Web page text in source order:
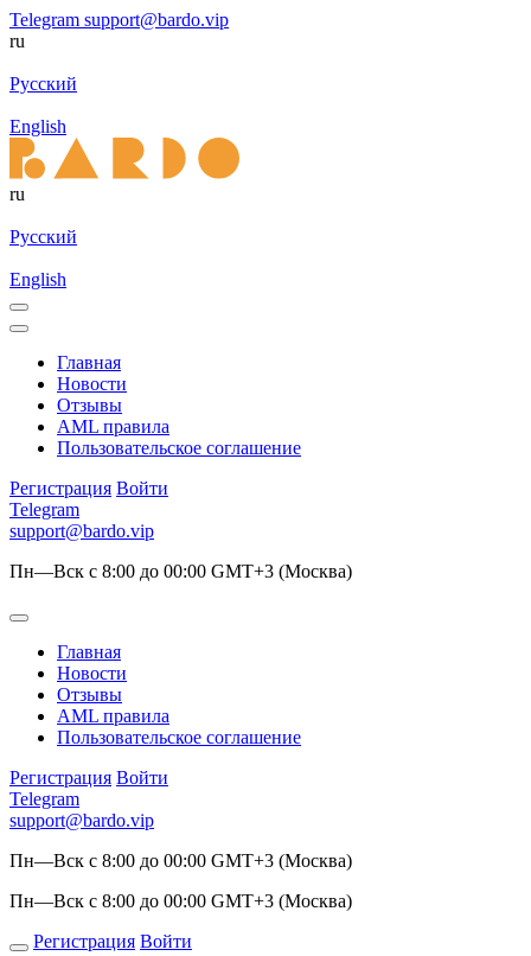
Telegram support@bardo.vip
ru
Русский
English
ru
Русский
English
Главная
Новости
Отзывы
AML правила
Пользовательское соглашение
Регистрация Войти
Telegram
support@bardo.vip
Пн—Вск с 8:00 до 00:00 GMT+3 (Москва)
Главная
Новости
Отзывы
AML правила
Пользовательское соглашение
Регистрация Войти
Telegram
support@bardo.vip
Пн—Вск с 8:00 до 00:00 GMT+3 (Москва)
Пн—Вск с 8:00 до 00:00 GMT+3 (Москва)
Регистрация Войти